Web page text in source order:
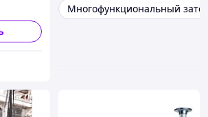
Многофункциональный